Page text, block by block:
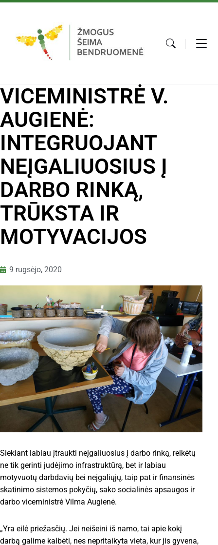
VICEMINISTRĖ V.
AUGIENĖ:
INTEGRUOJANT
NEĮGALIUOSIUS Į
DARBO RINKĄ,
TRŪKSTA IR
MOTYVACIJOS
9 rugsėjo, 2020
Siekiant labiau įtraukti neįgaliuosius į darbo rinką, reikėtų
ne tik gerinti judėjimo infrastruktūrą, bet ir labiau
motyvuotų darbdavių bei neįgaliųjų, taip pat ir finansinės
skatinimo sistemos pokyčių, sako socialinės apsaugos ir
darbo viceministrė Vilma Augienė.
„Yra eilė priežasčių. Jei neišeini iš namo, tai apie kokį
darbą galime kalbėti, nes nepritaikyta vieta, kur jis gyvena,